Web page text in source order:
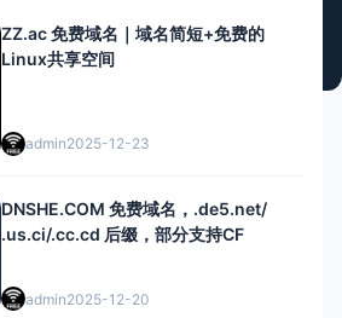
ZZ.ac 免费域名｜域名简短+免费的
Linux共享空间
admin2025-12-23
DNSHE.COM 免费域名，.de5.net/
.us.ci/.cc.cd 后缀，部分支持CF
admin2025-12-20